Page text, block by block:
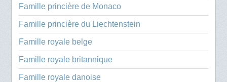
Famille princière de Monaco
Famille princière du Liechtenstein
Famille royale belge
Famille royale britannique
Famille royale danoise